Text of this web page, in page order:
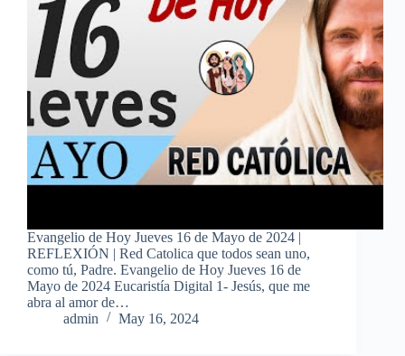
Evangelio de Hoy Jueves 16 de Mayo de 2024 |
REFLEXIÓN | Red Catolica que todos sean uno,
como tú, Padre. Evangelio de Hoy Jueves 16 de
Mayo de 2024 Eucaristía Digital 1- Jesús, que me
abra al amor de…
admin
May 16, 2024